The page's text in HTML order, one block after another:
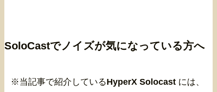
SoloCastでノイズが気になっている方へ
※当記事で紹介しているHyperX Solocast には、